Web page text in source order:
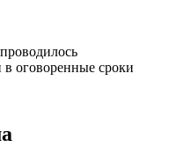
оговоренные сроки